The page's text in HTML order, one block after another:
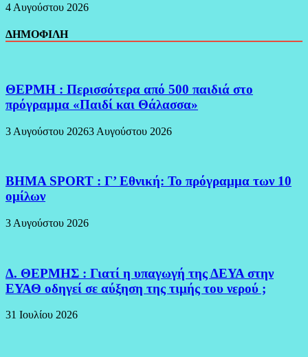
4 Αυγούστου 2026
ΔΗΜΟΦΙΛΗ
ΘΕΡΜΗ : Περισσότερα από 500 παιδιά στο
πρόγραμμα «Παιδί και Θάλασσα»
3 Αυγούστου 20263 Αυγούστου 2026
BHMA SPORT : Γ’ Εθνική: Το πρόγραμμα των 10
ομίλων
3 Αυγούστου 2026
Δ. ΘΕΡΜΗΣ : Γιατί η υπαγωγή της ΔΕΥΑ στην
ΕΥΑΘ οδηγεί σε αύξηση της τιμής του νερού ;
31 Ιουλίου 2026